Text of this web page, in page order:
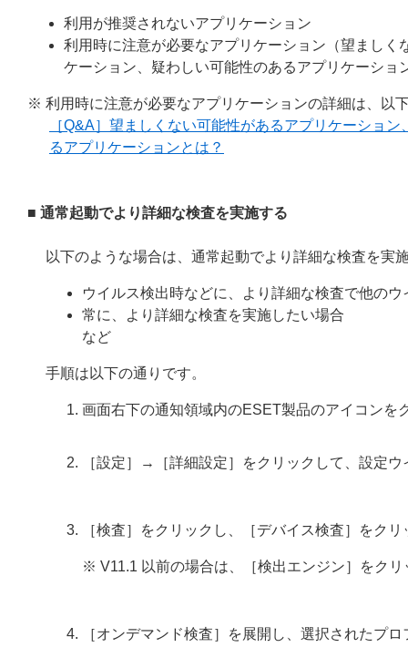
利用が推奨されないアプリケーション
利用時に注意が必要なアプリケーション（望まし
ケーション、疑わしい可能性のあるアプリケーショ
※ 利用時に注意が必要なアプリケーションの詳細は、以
［Q&A］望ましくない可能性があるアプリケーショ
るアプリケーションとは？
■ 通常起動でより詳細な検査を実施する
以下のような場合は、通常起動でより詳細な検査を実
ウイルス検出時などに、より詳細な検査で他の
常に、より詳細な検査を実施したい場合
など
手順は以下の通りです。
画面右下の通知領域内のESET製品のアイコンを
［設定］→［詳細設定］をクリックして、設定
［検査］をクリックし、［デバイス検査］をク
※ V11.1 以前の場合は、［検出エンジン］をク
［オンデマンド検査］を展開し、選択されたプ